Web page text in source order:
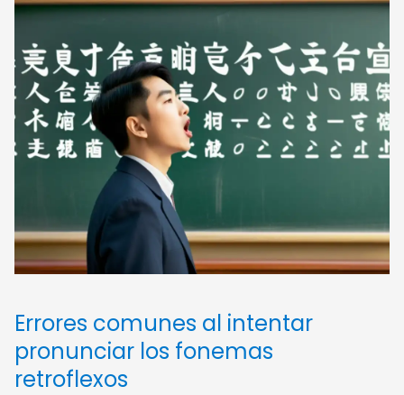
Errores comunes al intentar
pronunciar los fonemas
retroflexos